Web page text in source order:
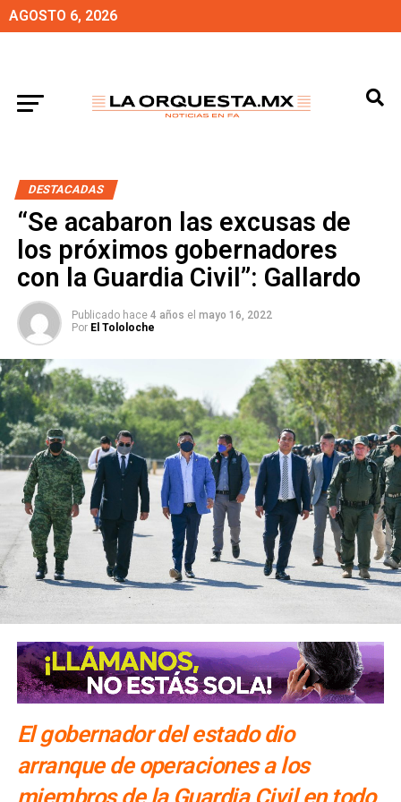
AGOSTO 6, 2026
DESTACADAS
“Se acabaron las excusas de
los próximos gobernadores
con la Guardia Civil”: Gallardo
Publicado hace 4 años el mayo 16, 2022
Por El Tololoche
El gobernador del estado dio
arranque de operaciones a los
miembros de la Guardia Civil en todo